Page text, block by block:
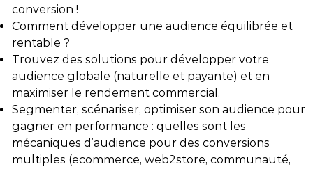
conversion !
Comment développer une audience équilibrée et
rentable ?
Trouvez des solutions pour développer votre
audience globale (naturelle et payante) et en
maximiser le rendement commercial.
Segmenter, scénariser, optimiser son audience pour
gagner en performance : quelles sont les
mécaniques d’audience pour des conversions
multiples (ecommerce, web2store, communauté,